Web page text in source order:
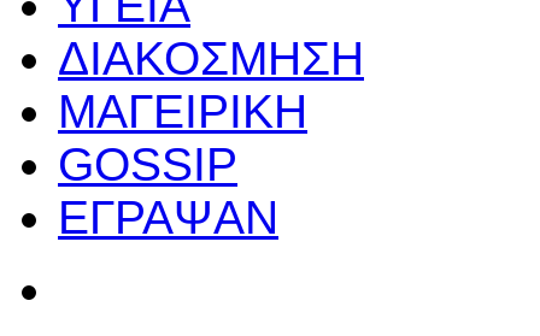
ΔΙΑΚΟΣΜΗΣΗ
ΜΑΓΕΙΡΙΚΗ
GOSSIP
ΕΓΡΑΨΑΝ